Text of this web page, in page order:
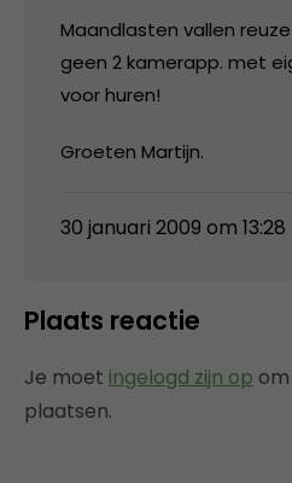
Maandlasten vallen
geen 2 kamerapp. met
voor huren!
Groeten Martijn.
30 januari 2009 om 13:28
Plaats reactie
Je moet ingelogd zijn op
plaatsen.